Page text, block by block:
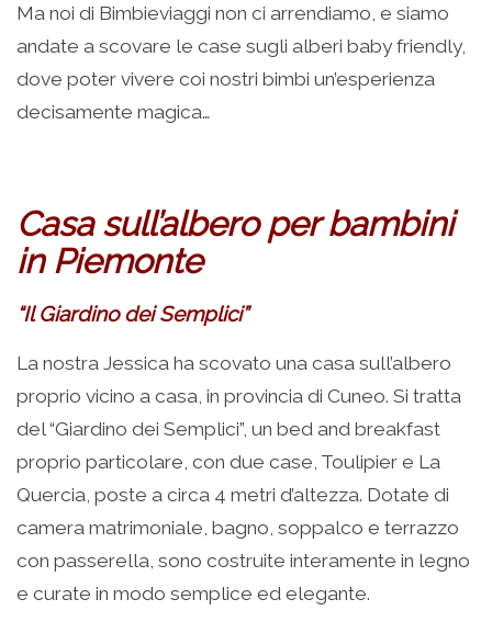
Ma noi di Bimbieviaggi non ci arrendiamo, e siamo
andate a scovare le case sugli alberi baby friendly,
dove poter vivere coi nostri bimbi un’esperienza
decisamente magica…
Casa sull’albero per bambini
in Piemonte
“Il Giardino dei Semplici”
La nostra Jessica ha scovato una casa sull’albero
proprio vicino a casa, in provincia di Cuneo. Si tratta
del “Giardino dei Semplici”, un bed and breakfast
proprio particolare, con due case, Toulipier e La
Quercia, poste a circa 4 metri d’altezza. Dotate di
camera matrimoniale, bagno, soppalco e terrazzo
con passerella, sono costruite interamente in legno
e curate in modo semplice ed elegante.